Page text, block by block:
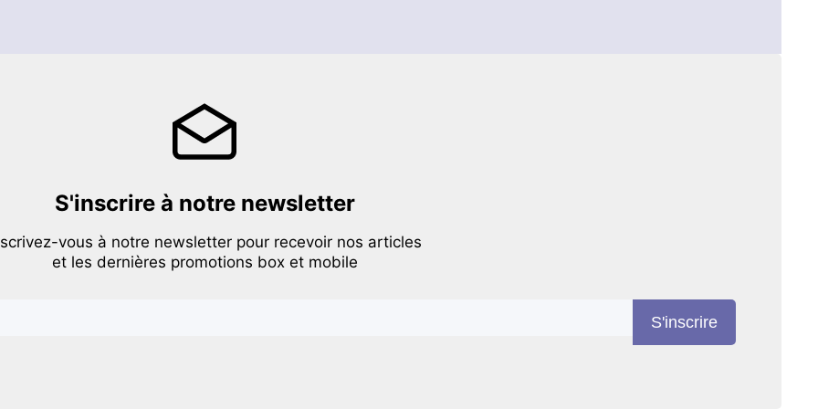
S'inscrire à notre newsletter
vous à notre newsletter pour recevoir nos articles
et les dernières promotions box et mobile
S'inscrire